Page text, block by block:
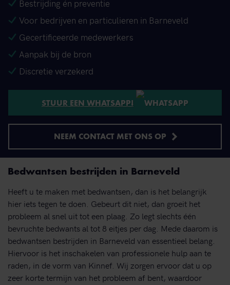
Bestrijding én preventie
Voor bedrijven en particulieren in Barneveld
Gecertificeerde medewerkers
Aanpak bij de bron
Discretie verzekerd
STUUR EEN WHATSAPP!
NEEM CONTACT MET ONS OP
Bedwantsen bestrijden in Barneveld
Heeft u te maken met bedwantsen, dan is het belangrijk
hier iets tegen te doen. Gebeurt dit niet, dan groeit het
probleem al snel uit tot een plaag. Zo legt slechts één
bevruchte bedwants al tot 8 eitjes per dag. Mede daarom is
bedwantsen bestrijden in Barneveld van essentieel belang.
Hiervoor is het inschakelen van professionele hulp aan te
raden, in de vorm van Kinnef. Wij zorgen ervoor dat u op
zeer korte termijn van het probleem af bent, waardoor